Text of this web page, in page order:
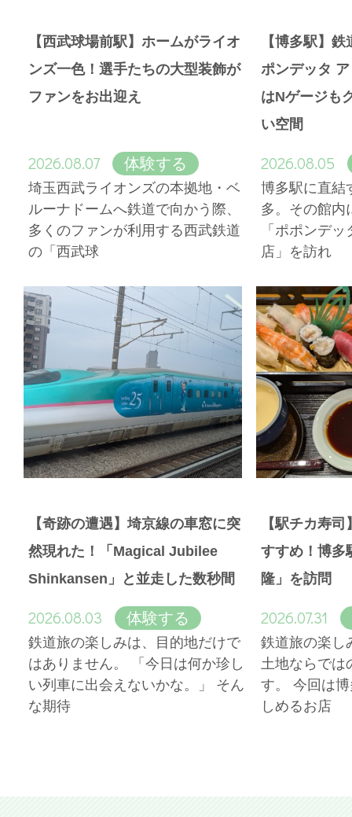
【西武球場前駅】ホームがライオ
ンズ一色！選手たちの大型装飾が
ファンをお出迎え
2026.08.07 体験する
埼玉西武ライオンズの本拠地・ベ
ルーナドームへ鉄道で向かう際、
多くのファンが利用する西武鉄道
の「西武球
【博多駅】
ポンデッタ
はNゲージも
い空間
2026.08.05
博多駅に直結
多。その館内
「ポポンデ
店」を訪れ
【奇跡の遭遇】埼京線の車窓に突
然現れた！「Magical Jubilee
Shinkansen」と並走した数秒間
2026.08.03 体験する
鉄道旅の楽しみは、目的地だけで
はありません。 「今日は何か珍し
い列車に出会えないかな。」 そん
な期待
【駅チカ寿
すすめ！博多
隆」を訪問
2026.07.31
鉄道旅の楽し
土地ならでは
す。 今回は
しめるお店